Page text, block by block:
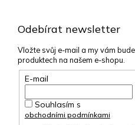
Odebírat newsletter
Vložte svůj e-mail a my vám
produktech na našem e-shopu.
E-mail
Souhlasím s
obchodními podmínkami